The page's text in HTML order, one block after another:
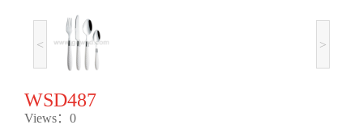
< >
WSD487
Views：0